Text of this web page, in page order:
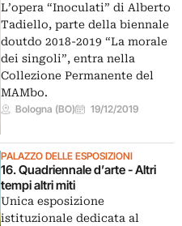
L’opera “Inoculati” di Alberto
Tadiello, parte della biennale
doutdo 2018-2019 “La morale
dei singoli”, entra nella
Collezione Permanente del
MAMbo.
Bologna (BO) 19/12/2019
PALAZZO DELLE ESPOSIZIONI
16. Quadriennale d’arte - Altri
tempi altri miti
Unica esposizione
istituzionale dedicata al